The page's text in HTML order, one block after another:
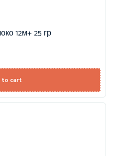
12м+ 25 гр
to cart